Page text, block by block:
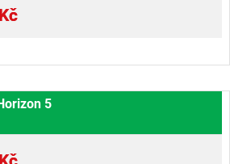
Kč
5